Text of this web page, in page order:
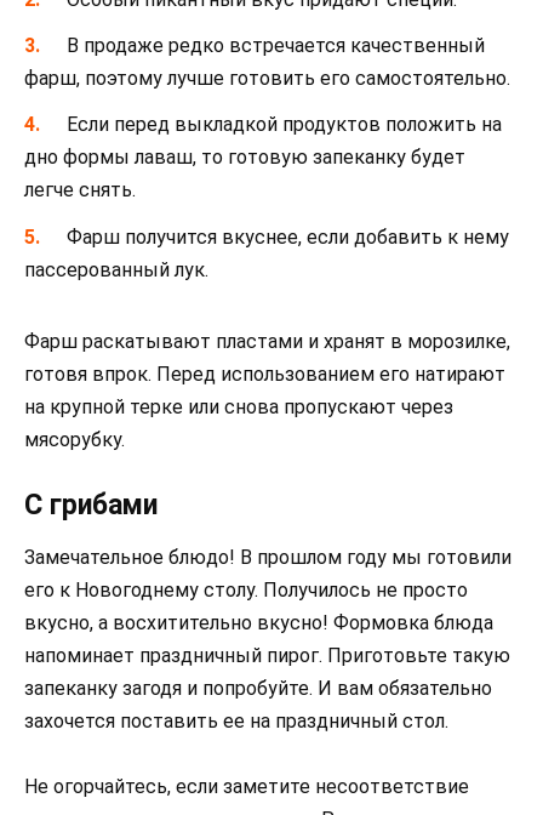
В продаже редко встречается качественный
фарш, поэтому лучше готовить его самостоятельно.
Если перед выкладкой продуктов положить на
дно формы лаваш, то готовую запеканку будет
легче снять.
Фарш получится вкуснее, если добавить к нему
пассерованный лук.
Фарш раскатывают пластами и хранят в морозилке,
готовя впрок. Перед использованием его натирают
на крупной терке или снова пропускают через
мясорубку.
С грибами
Замечательное блюдо! В прошлом году мы готовили
его к Новогоднему столу. Получилось не просто
вкусно, а восхитительно вкусно! Формовка блюда
напоминает праздничный пирог. Приготовьте такую
запеканку загодя и попробуйте. И вам обязательно
захочется поставить ее на праздничный стол.
Не огорчайтесь, если заметите несоответствие